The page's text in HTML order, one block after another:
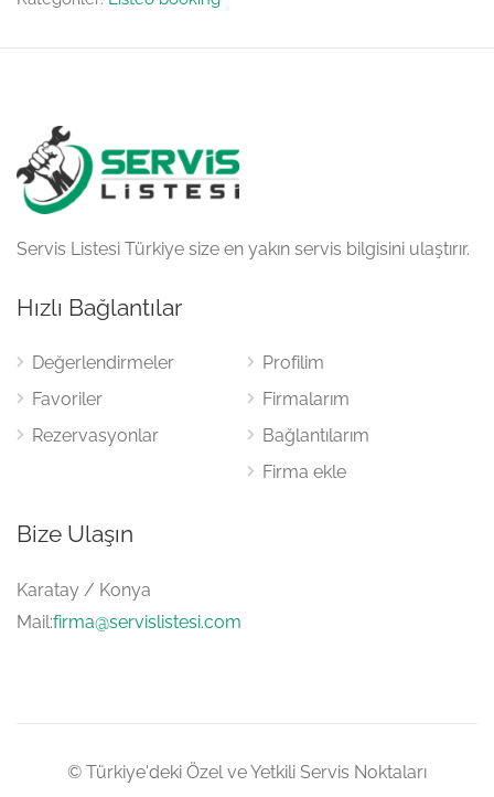
Servis Listesi Türkiye size en yakın servis bilgisini ulaştırır.
Hızlı Bağlantılar
Değerlendirmeler
Favoriler
Rezervasyonlar
Profilim
Firmalarım
Bağlantılarım
Firma ekle
Bize Ulaşın
Karatay / Konya
Mail:firma@servislistesi.com
© Türkiye'deki Özel ve Yetkili Servis Noktaları